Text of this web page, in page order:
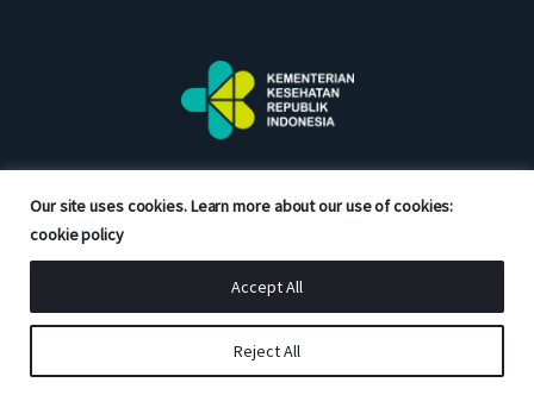
Our site uses cookies. Learn more about our use of cookies:
cookie policy
Reject All
Accept All
Copyright © 2026 Good Doctor. All rights reserved.